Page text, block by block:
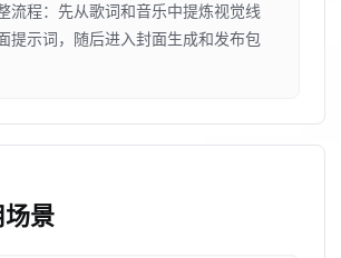
流程：先从歌词和音乐中提炼视觉线
提示词，随后进入封面生成和发布包
景